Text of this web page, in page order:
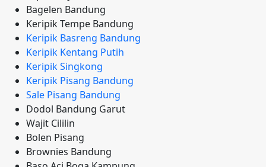
Bagelen Bandung
Keripik Tempe Bandung
Keripik Basreng Bandung
Keripik Kentang Putih
Keripik Singkong
Keripik Pisang Bandung
Sale Pisang Bandung
Dodol Bandung Garut
Wajit Cililin
Bolen Pisang
Brownies Bandung